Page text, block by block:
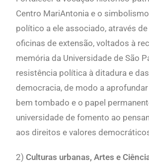
Centro MariAntonia e o
político a ele associado, através
oficinas de extensão, voltados à
memória da Universidade de São
resistência política à ditadura e
democracia, de modo a
bem tombado e o papel
universidade de fomento ao
aos direitos e valores
2)Culturas urbanas, Artes e